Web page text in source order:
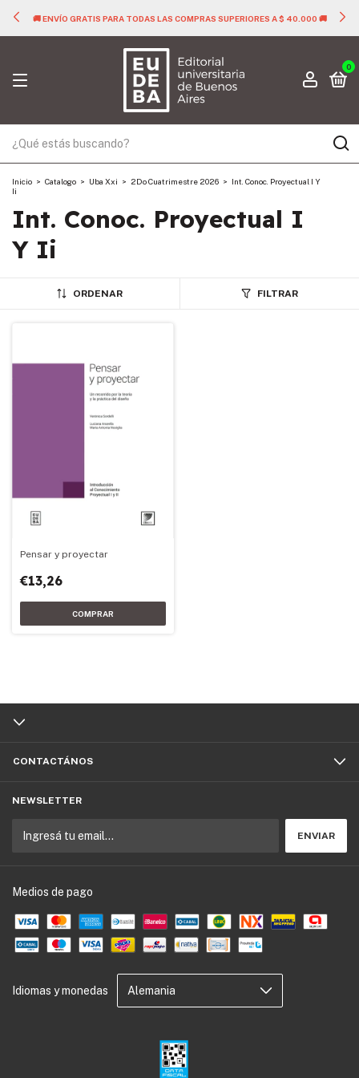
🚚 ENVÍO GRATIS PARA TODAS LAS COMPRAS SUPERIORES A $ 40.000 🚚
0
Inicio > Catalogo > Uba Xxi > 2Do Cuatrimestre 2026 > Int. Conoc. Proyectual I Y
Ii
Int. Conoc. Proyectual I
Y Ii
ORDENAR FILTRAR
Pensar y proyectar
€13,26
CONTACTÁNOS
NEWSLETTER
Medios de pago
Idiomas y monedas